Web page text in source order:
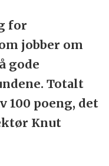
for
jobber om
gode
Totalt
100 poeng, det
Knut